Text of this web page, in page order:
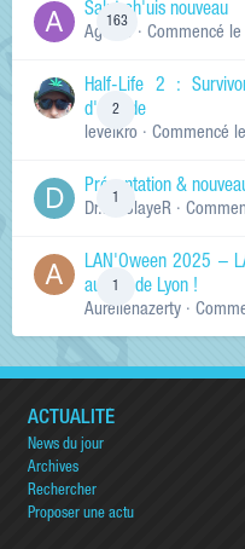
163
Salut ch'uis nouveau
Ag0Nie · Commencé
2
Half-Life 2 :
d'arcade
levelkro · Commencé
Présentation &
Dr.KinSlayeR ·
LAN'Oween 2025 –
au sud de Lyon !
Aurelienazerty ·
ACTUALITÉ
News du jour
Archives
Rechercher
Proposer une actu